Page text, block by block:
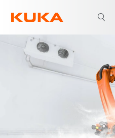
Advantages